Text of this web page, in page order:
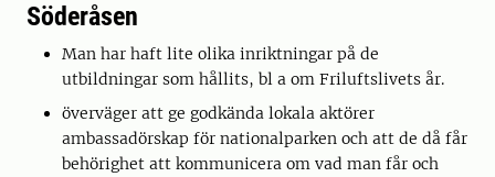
Söderåsen
Man har haft lite olika inriktningar på de
utbildningar som hållits, bl a om Friluftslivets år.
överväger att ge godkända lokala aktörer
ambassadörskap för nationalparken och att de då får
behörighet att kommunicera om vad man får och